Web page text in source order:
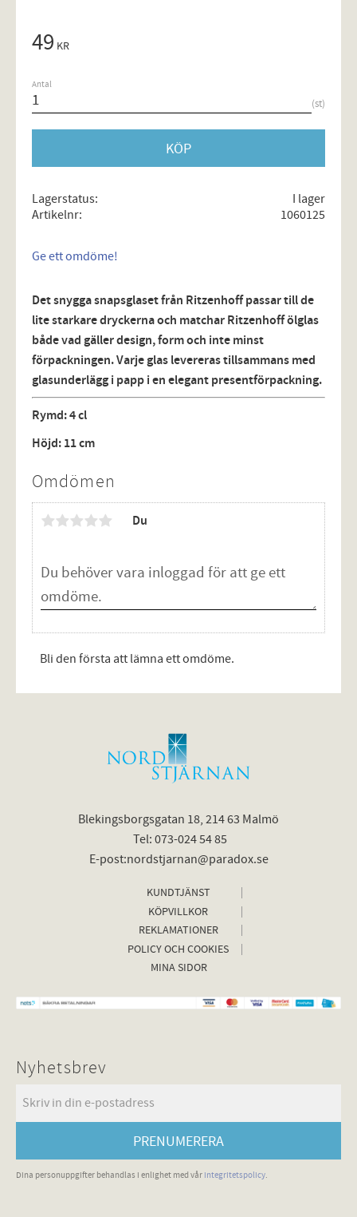
49 KR
Antal
st
KÖP
Lagerstatus
I lager
Artikelnr
1060125
Ge ett omdöme!
Det snygga snapsglaset från Ritzenhoff passar till de
lite starkare dryckerna och matchar Ritzenhoff ölglas
både vad gäller design, form och inte minst
förpackningen. Varje glas levereras tillsammans med
glasunderlägg i papp i en elegant presentförpackning.
Rymd: 4 cl
Höjd: 11 cm
Omdömen
Du
Bli den första att lämna ett omdöme.
Blekingsborgsgatan 18, 214 63 Malmö
Tel: 073-024 54 85
E-post:nordstjarnan@paradox.se
KUNDTJÄNST
KÖPVILLKOR
REKLAMATIONER
POLICY OCH COOKIES
MINA SIDOR
Nyhetsbrev
PRENUMERERA
Dina personuppgifter behandlas i enlighet med vår integritetspolicy.